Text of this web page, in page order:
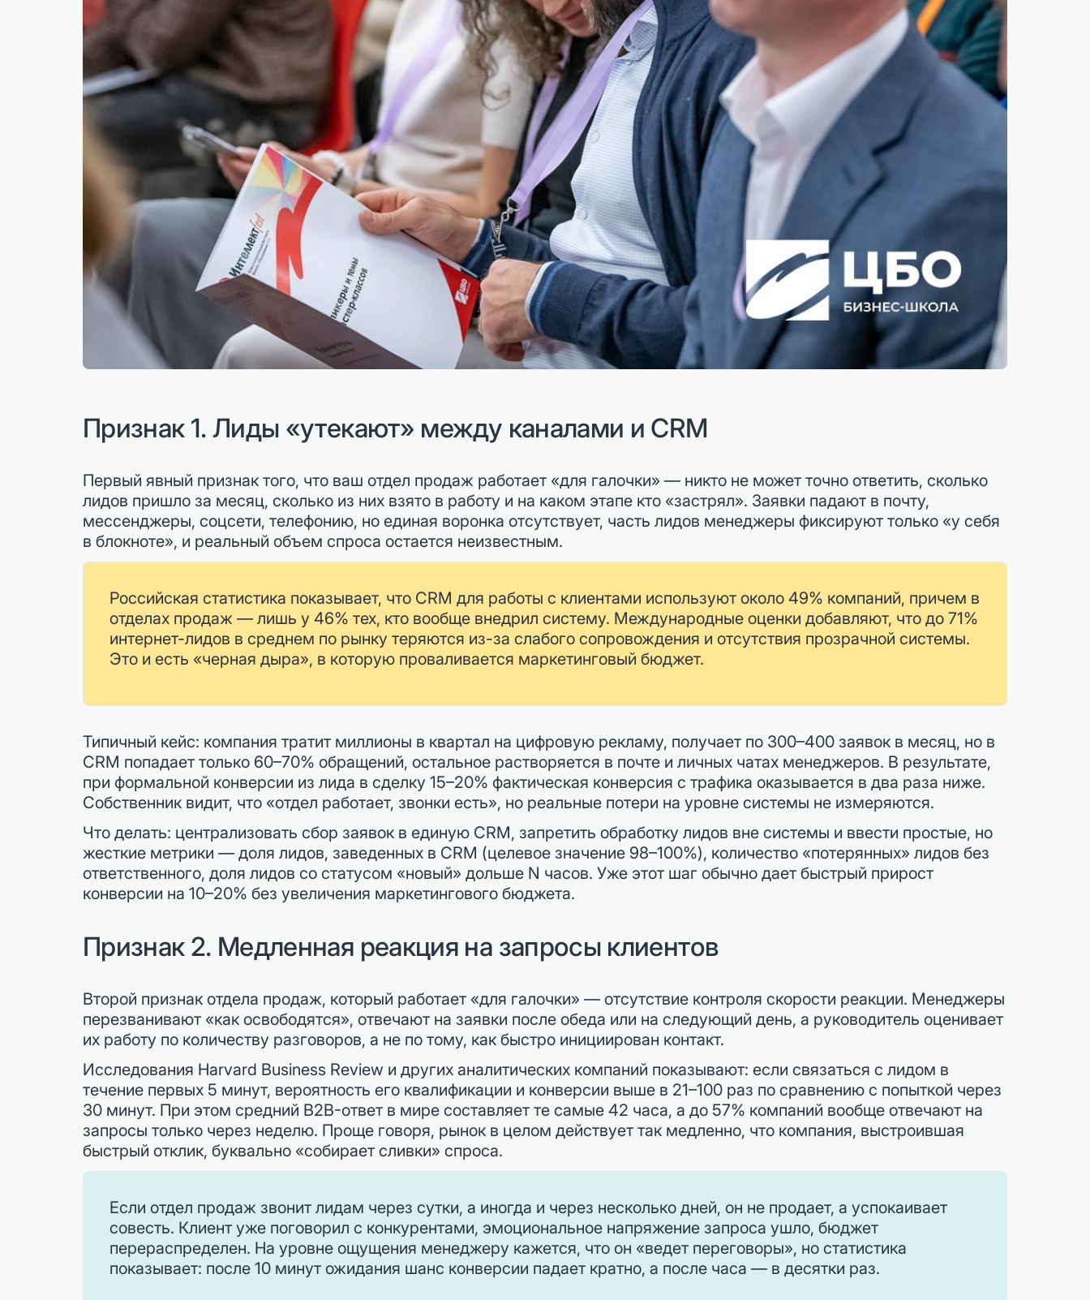
Признак 1. Лиды «утекают» между каналами и CRM
Первый явный признак того, что ваш отдел продаж работает «для галочки» — никто не может точно ответить, сколько
лидов пришло за месяц, сколько из них взято в работу и на каком этапе кто «застрял». Заявки падают в почту,
мессенджеры, соцсети, телефонию, но единая воронка отсутствует, часть лидов менеджеры фиксируют только «у себя
в блокноте», и реальный объем спроса остается неизвестным.
Российская статистика показывает, что CRM для работы с клиентами используют около 49% компаний, причем в
отделах продаж — лишь у 46% тех, кто вообще внедрил систему. Международные оценки добавляют, что до 71%
интернет-лидов в среднем по рынку теряются из-за слабого сопровождения и отсутствия прозрачной системы.
Это и есть «черная дыра», в которую проваливается маркетинговый бюджет.
Типичный кейс: компания тратит миллионы в квартал на цифровую рекламу, получает по 300–400 заявок в месяц, но в
CRM попадает только 60–70% обращений, остальное растворяется в почте и личных чатах менеджеров. В результате,
при формальной конверсии из лида в сделку 15–20% фактическая конверсия с трафика оказывается в два раза ниже.
Собственник видит, что «отдел работает, звонки есть», но реальные потери на уровне системы не измеряются.
Что делать: централизовать сбор заявок в единую CRM, запретить обработку лидов вне системы и ввести простые, но
жесткие метрики — доля лидов, заведенных в CRM (целевое значение 98–100%), количество «потерянных» лидов без
ответственного, доля лидов со статусом «новый» дольше N часов. Уже этот шаг обычно дает быстрый прирост
конверсии на 10–20% без увеличения маркетингового бюджета.
Признак 2. Медленная реакция на запросы клиентов
Второй признак отдела продаж, который работает «для галочки» — отсутствие контроля скорости реакции. Менеджеры
перезванивают «как освободятся», отвечают на заявки после обеда или на следующий день, а руководитель оценивает
их работу по количеству разговоров, а не по тому, как быстро инициирован контакт.
Исследования Harvard Business Review и других аналитических компаний показывают: если связаться с лидом в
течение первых 5 минут, вероятность его квалификации и конверсии выше в 21–100 раз по сравнению с попыткой через
30 минут. При этом средний B2B-ответ в мире составляет те самые 42 часа, а до 57% компаний вообще отвечают на
запросы только через неделю. Проще говоря, рынок в целом действует так медленно, что компания, выстроившая
быстрый отклик, буквально «собирает сливки» спроса.
Если отдел продаж звонит лидам через сутки, а иногда и через несколько дней, он не продает, а успокаивает
совесть. Клиент уже поговорил с конкурентами, эмоциональное напряжение запроса ушло, бюджет
перераспределен. На уровне ощущения менеджеру кажется, что он «ведет переговоры», но статистика
показывает: после 10 минут ожидания шанс конверсии падает кратно, а после часа — в десятки раз.